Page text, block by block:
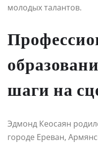
молодых талантов.
шаги на
Эдмонд Кеосаян
городе Ереван,